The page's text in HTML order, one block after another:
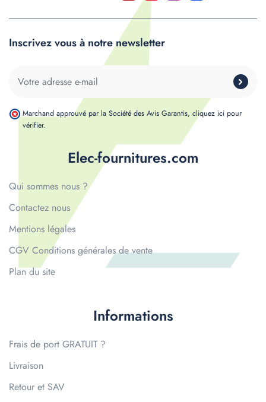
Elec-fournitures.com
Qui sommes nous ?
Contactez nous
Mentions légales
CGV Conditions générales de vente
Plan du site
Informations
Frais de port GRATUIT ?
Livraison
Retour et SAV
Inscrivez vous à notre newsletter
Marchand approuvé par la Société des Avis Garantis, cliquez ici pour
vérifier.